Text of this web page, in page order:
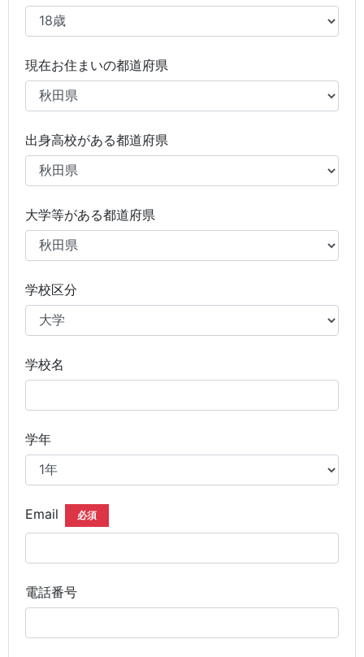
現在お住まいの都道府県
出身高校がある都道府県
大学等がある都道府県
学校区分
学校名
学年
Email 必須
電話番号